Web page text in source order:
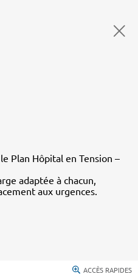
Plan Hôpital en Tension –
adaptée à chacun,
aux urgences.
ACCÈS RAPIDES